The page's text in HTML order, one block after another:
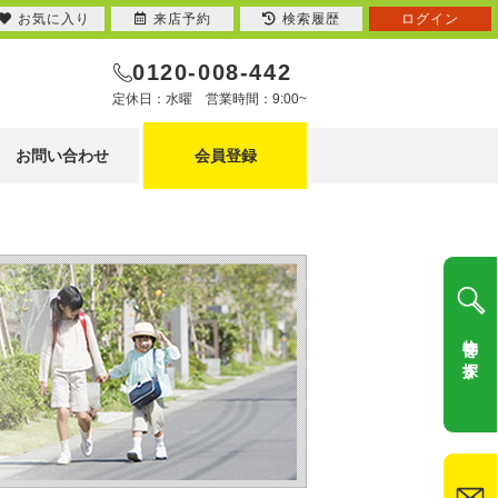
0120-008-442
定休日：水曜 営業時間：9:00~
お問い合わせ 会員登録
お気に入り 来店予約 検索履歴 ログイン
物件を探す